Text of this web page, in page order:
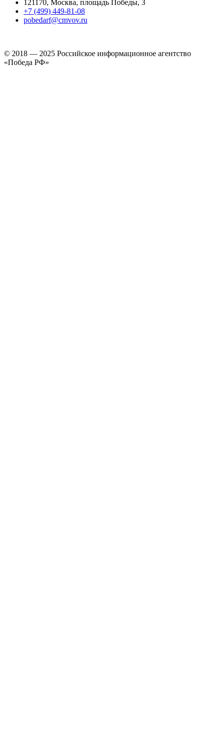
121170, Москва, площадь Победы, 3
+7 (499) 449-81-08
pobedarf@cmvov.ru
© 2018 — 2025 Российское информационное агентство
«Победа РФ»